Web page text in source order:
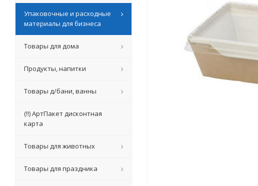
Упаковочные и расходные
материалы для бизнеса
Товары для дома
Продукты, напитки
Товары д/бани, ванны
(!!) АртПакет дисконтная
карта
Товары для животных
Товары для праздника